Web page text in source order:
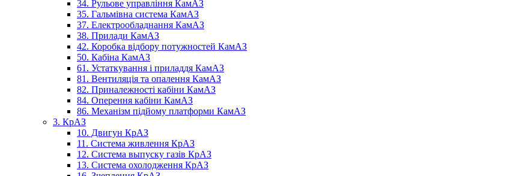
34. Рульове управління КамАЗ
35. Гальмівна система КамАЗ
37. Електрообладнання КамАЗ
38. Прилади КамАЗ
42. Коробка відбору потужностей КамАЗ
50. Кабіна КамАЗ
61. Устаткування і приладдя КамАЗ
81. Вентиляція та опалення КамАЗ
82. Приналежності кабіни КамАЗ
84. Оперення кабіни КамАЗ
86. Механізм підйому платформи КамАЗ
3. КрАЗ
10. Двигун КрАЗ
11. Система живлення КрАЗ
12. Система выпуску газів КрАЗ
13. Система охолодження КрАЗ